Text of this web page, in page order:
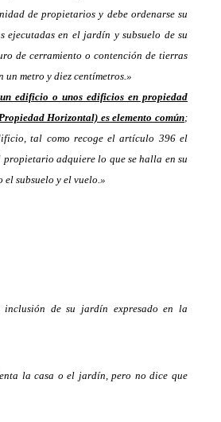
de propietarios y debe ordenarse su
en el jardín y subsuelo de su
de cerramiento o contención de tierras
metro y diez centímetros.»
edificio o unos edificios en propiedad
Horizontal) es elemento común;
tal como recoge el artículo 396 el
adquiere lo que se halla en su
subsuelo y el vuelo.»
de su jardín expresado en la
la casa o el jardín, pero no dice que